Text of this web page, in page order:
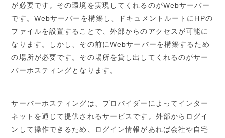
が必要です。その環境を実現してくれるのがWebサーバー
です。Webサーバーを構築し、ドキュメントルートにHPの
ファイルを設置することで、外部からのアクセスが可能に
なります。しかし、その前にWebサーバーを構築するため
の場所が必要です。その場所を貸し出してくれるのがサー
バーホスティングとなります。
サーバーホスティングは、プロバイダーによってインター
ネットを通じて提供されるサービスです。外部からログイ
ンして操作できるため、ログイン情報があれば会社や自宅